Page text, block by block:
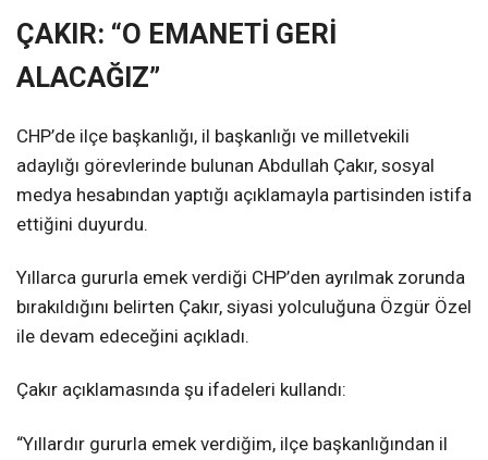
ÇAKIR: “O EMANETİ GERİ
ALACAĞIZ”
CHP’de ilçe başkanlığı, il başkanlığı ve milletvekili
adaylığı görevlerinde bulunan Abdullah Çakır, sosyal
medya hesabından yaptığı açıklamayla partisinden istifa
ettiğini duyurdu.
Yıllarca gururla emek verdiği CHP’den ayrılmak zorunda
bırakıldığını belirten Çakır, siyasi yolculuğuna Özgür Özel
ile devam edeceğini açıkladı.
Çakır açıklamasında şu ifadeleri kullandı:
“Yıllardır gururla emek verdiğim, ilçe başkanlığından il